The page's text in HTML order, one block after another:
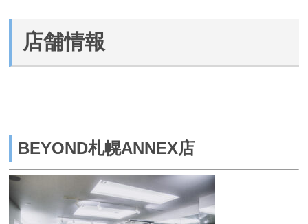
店舗情報
BEYOND札幌ANNEX店